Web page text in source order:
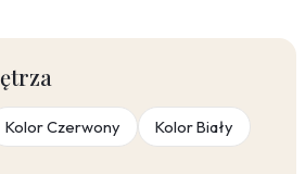
Kolor Czerwony
Kolor Biały